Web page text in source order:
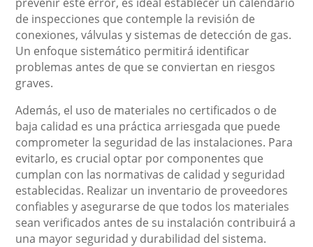
de inspecciones que contemple la revisión de
conexiones, válvulas y sistemas de detección de gas.
Un enfoque sistemático permitirá identificar
problemas antes de que se conviertan en riesgos
graves.
Además, el uso de materiales no certificados o de
baja calidad es una práctica arriesgada que puede
comprometer la seguridad de las instalaciones. Para
evitarlo, es crucial optar por componentes que
cumplan con las normativas de calidad y seguridad
establecidas. Realizar un inventario de proveedores
confiables y asegurarse de que todos los materiales
sean verificados antes de su instalación contribuirá a
una mayor seguridad y durabilidad del sistema.